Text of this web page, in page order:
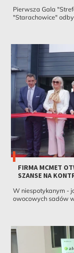
Pierwsza Gala
"Starachowice"
FIRMA MCMET
SZANSE NA
W niespotykanym -
owocowych sadów